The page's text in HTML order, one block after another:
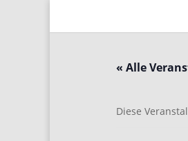
« Alle
Diese